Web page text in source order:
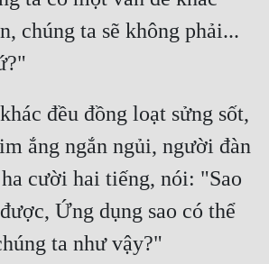
chúng ta sẽ không phải...
đều đồng loạt sửng sốt,
ắng ngắn ngủi, người đàn
cười hai tiếng, nói: "Sao
Ứng dụng sao có thể